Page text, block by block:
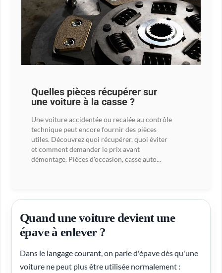
Quelles pièces récupérer sur
une voiture à la casse ?
Une voiture accidentée ou recalée au contrôle
technique peut encore fournir des pièces
utiles. Découvrez quoi récupérer, quoi éviter
et comment demander le prix avant
démontage. Pièces d'occasion, casse auto...
Quand une voiture devient une
épave à enlever ?
Dans le langage courant, on parle d'épave dès qu'une
voiture ne peut plus être utilisée normalement :